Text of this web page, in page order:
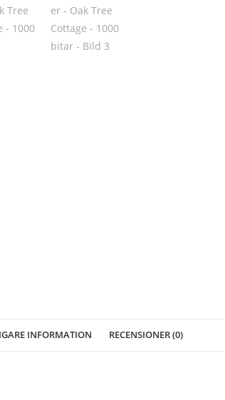
INFORMATION RECENSIONER (0)